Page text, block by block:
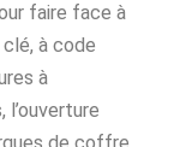
faire face à
à code
à
l’ouverture